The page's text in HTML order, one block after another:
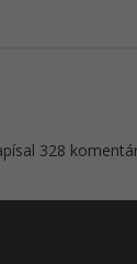
328